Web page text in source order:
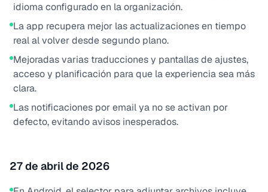
idioma configurado en la organización.
La app recupera mejor las actualizaciones en tiempo
real al volver desde segundo plano.
Mejoradas varias traducciones y pantallas de ajustes,
acceso y planificación para que la experiencia sea más
clara.
Las notificaciones por email ya no se activan por
defecto, evitando avisos inesperados.
27 de abril de 2026